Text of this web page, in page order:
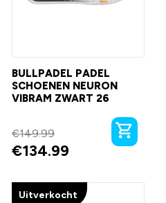
BULLPADEL PADEL
SCHOENEN NEURON
VIBRAM ZWART 26
€149.99
€134.99
Uitverkocht